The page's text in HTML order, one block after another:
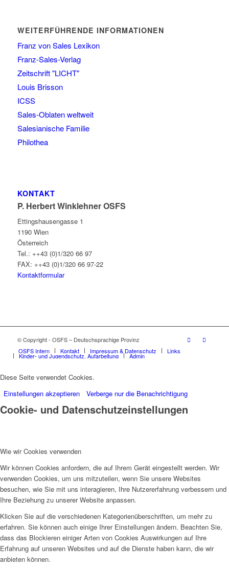
WEITERFÜHRENDE INFORMATIONEN
Franz von Sales Lexikon
Franz-Sales-Verlag
Zeitschrift "LICHT"
Louis Brisson
ICSS
Sales-Oblaten weltweit
Salesianische Familie
Philothea
KONTAKT
P. Herbert Winklehner OSFS
Ettingshausengasse 1
1190 Wien
Österreich
Tel.: ++43 (0)1/320 66 97
FAX: ++43 (0)1/320 66 97-22
Kontaktformular
© Copyright - OSFS – Deutschsprachige Provinz
OSFS Intern
Kontakt Impressum & Datenschutz Links
Kinder- und Jugendschutz, Aufarbeitung Admin
Diese Seite verwendet Cookies.
Einstellungen akzeptieren
Verberge nur die Benachrichtigung
Cookie- und Datenschutzeinstellungen
Wie wir Cookies verwenden
Wir können Cookies anfordern, die auf Ihrem Gerät eingestellt werden. Wir
verwenden Cookies, um uns mitzuteilen, wenn Sie unsere Websites
besuchen, wie Sie mit uns interagieren, Ihre Nutzererfahrung verbessern und
Ihre Beziehung zu unserer Website anpassen.
Klicken Sie auf die verschiedenen Kategorienüberschriften, um mehr zu
erfahren. Sie können auch einige Ihrer Einstellungen ändern. Beachten Sie,
dass das Blockieren einiger Arten von Cookies Auswirkungen auf Ihre
Erfahrung auf unseren Websites und auf die Dienste haben kann, die wir
anbieten können.